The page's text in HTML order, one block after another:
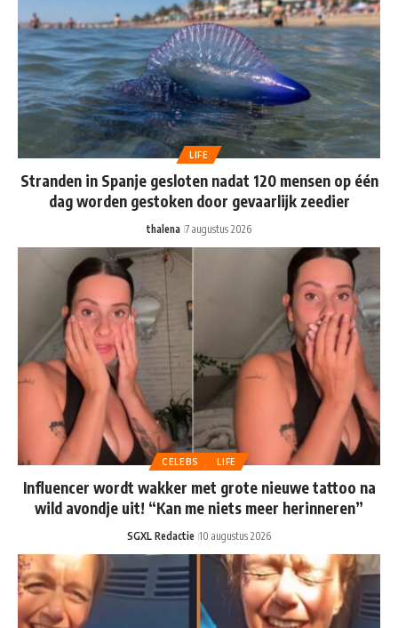
LIFE
Stranden in Spanje gesloten nadat 120 mensen op één
dag worden gestoken door gevaarlijk zeedier
thalena 7 augustus 2026
CELEBS LIFE
Influencer wordt wakker met grote nieuwe tattoo na
wild avondje uit! “Kan me niets meer herinneren”
SGXL Redactie 10 augustus 2026